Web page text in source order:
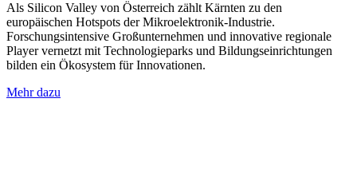
Als Silicon Valley von Österreich zählt Kärnten zu den
europäischen Hotspots der Mikroelektronik-Industrie.
Forschungsintensive Großunternehmen und innovative regionale
Player vernetzt mit Technologieparks und Bildungseinrichtungen
bilden ein Ökosystem für Innovationen.
Mehr dazu